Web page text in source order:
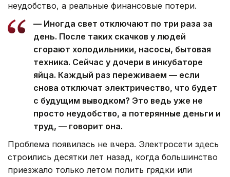
неудобство, а реальные финансовые потери.
— Иногда свет отключают по три раза за
день. После таких скачков у людей
сгорают холодильники, насосы, бытовая
техника. Сейчас у дочери в инкубаторе
яйца. Каждый раз переживаем — если
снова отключат электричество, что будет
с будущим выводком? Это ведь уже не
просто неудобство, а потерянные деньги и
труд, — говорит она.
Проблема появилась не вчера. Электросети здесь
строились десятки лет назад, когда большинство
приезжало только летом полить грядки или